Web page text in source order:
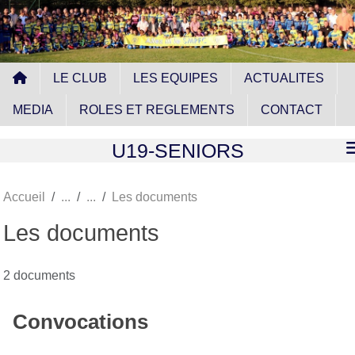
LE CLUB LES EQUIPES ACTUALITES
MEDIA ROLES ET REGLEMENTS CONTACT
U19-SENIORS
Accueil Les documents
Les documents
2 documents
Convocations
Panneau de gestion des cookies